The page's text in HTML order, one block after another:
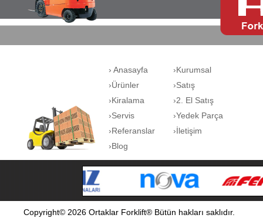
› Anasayfa
›Kurumsal
›Ürünler
›Satış
›Kiralama
›2. El Satış
›Servis
›Yedek Parça
›Referanslar
›İletişim
›Blog
Copyright© 2026 Ortaklar Forklift® Bütün hakları saklıdır.